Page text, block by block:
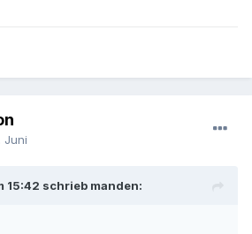
Juni
15:42 schrieb manden: